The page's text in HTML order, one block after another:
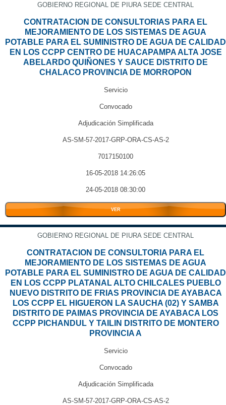
GOBIERNO REGIONAL DE PIURA SEDE CENTRAL
CONTRATACION DE CONSULTORIAS PARA EL
MEJORAMIENTO DE LOS SISTEMAS DE AGUA
POTABLE PARA EL SUMINISTRO DE AGUA DE CALIDAD
EN LOS CCPP CENTRO DE HUACAPAMPA ALTA JOSE
ABELARDO QUIÑONES Y SAUCE DISTRITO DE
CHALACO PROVINCIA DE MORROPON
Servicio
Convocado
Adjudicación Simplificada
AS-SM-57-2017-GRP-ORA-CS-AS-2
7017150100
16-05-2018 14:26:05
24-05-2018 08:30:00
VER
GOBIERNO REGIONAL DE PIURA SEDE CENTRAL
CONTRATACION DE CONSULTORIA PARA EL
MEJORAMIENTO DE LOS SISTEMAS DE AGUA
POTABLE PARA EL SUMINISTRO DE AGUA DE CALIDAD
EN LOS CCPP PLATANAL ALTO CHILCALES PUEBLO
NUEVO DISTRITO DE FRIAS PROVINCIA DE AYABACA
LOS CCPP EL HIGUERON LA SAUCHA (02) Y SAMBA
DISTRITO DE PAIMAS PROVINCIA DE AYABACA LOS
CCPP PICHANDUL Y TAILIN DISTRITO DE MONTERO
PROVINCIA A
Servicio
Convocado
Adjudicación Simplificada
AS-SM-57-2017-GRP-ORA-CS-AS-2